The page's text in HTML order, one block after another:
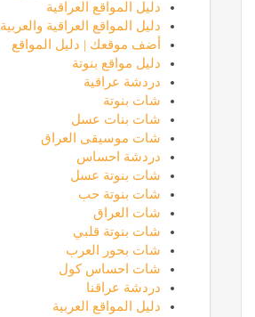
دليل المواقع العراقية
دليل المواقع العراقية والعربية
أضف موقعك | دليل المواقع
دليل مواقع بنوتة
دردشة عراقية
شات بنوتة
شات بنات عسل
شات موسيقى العراق
دردشة احساس
شات بنوتة عسل
شات بنوتة حب
شات العراق
شات بنوتة قلبي
شات بحور العرب
شات احساس كول
دردشة عراقنا
دليل المواقع العربية